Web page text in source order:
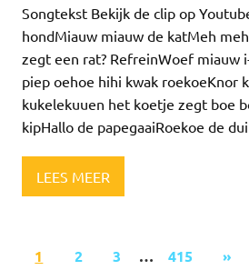
Songtekst Bekijk de clip op
hondMiauw miauw de katMeh
zegt een rat? RefreinWoef miauw
piep oehoe hihi kwak roekoeKnor
kukelekuuen het koetje zegt boe
kipHallo de papegaaiRoekoe de
LEES MEER
1 2 3 … 415 »